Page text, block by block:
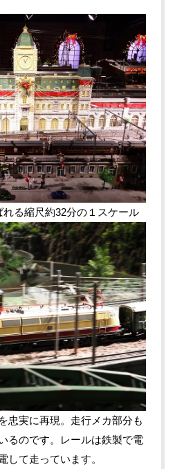
る縮尺約32分の１スケール
忠実に再現。走行メカ部分も
るのです。レールは鉄製で電
して走っています。